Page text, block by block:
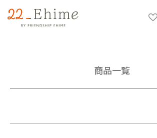
商品一覧
価格が安い順
価格が高い順
キーワードヒット順
検索